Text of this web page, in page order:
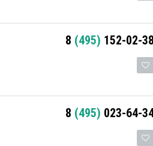
8 (495) 152-02-38
8 (495) 023-64-